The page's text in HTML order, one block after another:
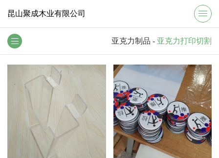
昆山聚成木业有限公司
亚克力制品 - 亚克力打印切割